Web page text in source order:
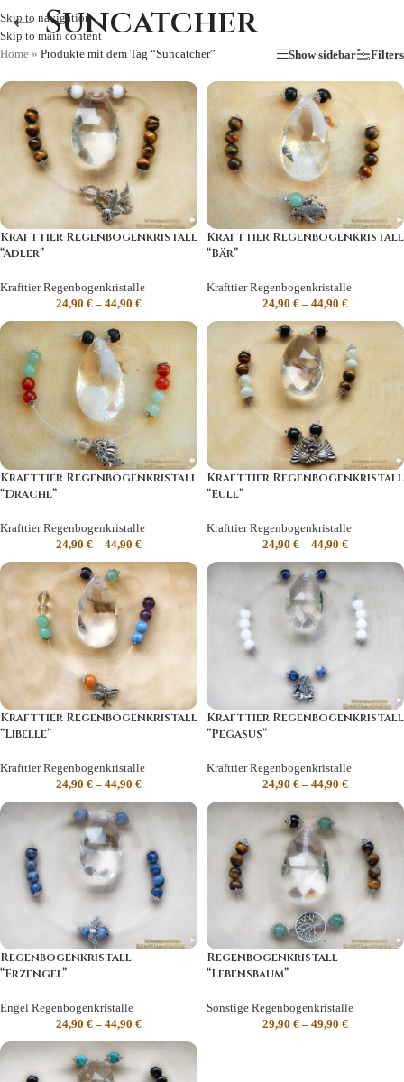
Skip to navigation
Skip to main content
Suncatcher
Home » Produkte mit dem Tag “Suncatcher” Show sidebar Filters
Krafttier Regenbogenkristall
“Adler”
Krafttier Regenbogenkristalle
24,90 € – 44,90 €
Krafttier Regenbogenkristall
“Bär”
Krafttier Regenbogenkristalle
24,90 € – 44,90 €
Krafttier Regenbogenkristall
“Drache”
Krafttier Regenbogenkristalle
24,90 € – 44,90 €
Krafttier Regenbogenkristall
“Eule”
Krafttier Regenbogenkristalle
24,90 € – 44,90 €
Krafttier Regenbogenkristall
“Libelle”
Krafttier Regenbogenkristalle
24,90 € – 44,90 €
Krafttier Regenbogenkristall
“Pegasus”
Krafttier Regenbogenkristalle
24,90 € – 44,90 €
Regenbogenkristall
“Erzengel”
Engel Regenbogenkristalle
24,90 € – 44,90 €
Regenbogenkristall
“Lebensbaum”
Sonstige Regenbogenkristalle
29,90 € – 49,90 €